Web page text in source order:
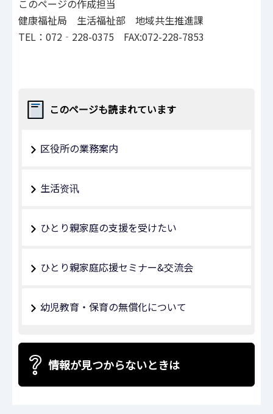
このページの作成担当
健康福祉局 生活福祉部 地域共生推進課
TEL：072‐228-0375 FAX:072-228-7853
このページも読まれています
区役所の業務案内
生活资讯
ひとり親家庭の支援を受けたい
ひとり親家庭応援セミナー&交流会
幼児教育・保育の無償化について
情報が見つからないときは